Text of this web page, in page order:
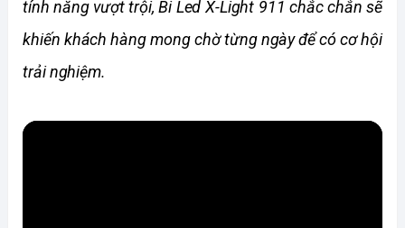
tính năng vượt trội, Bi Led X-Light 911 chắc chắn sẽ
khiến khách hàng mong chờ từng ngày để có cơ hội
trải nghiệm.